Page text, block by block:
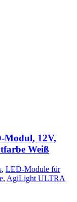
Modul, 12V,
Weiß
, LED-Module für
, AgiLight ULTRA